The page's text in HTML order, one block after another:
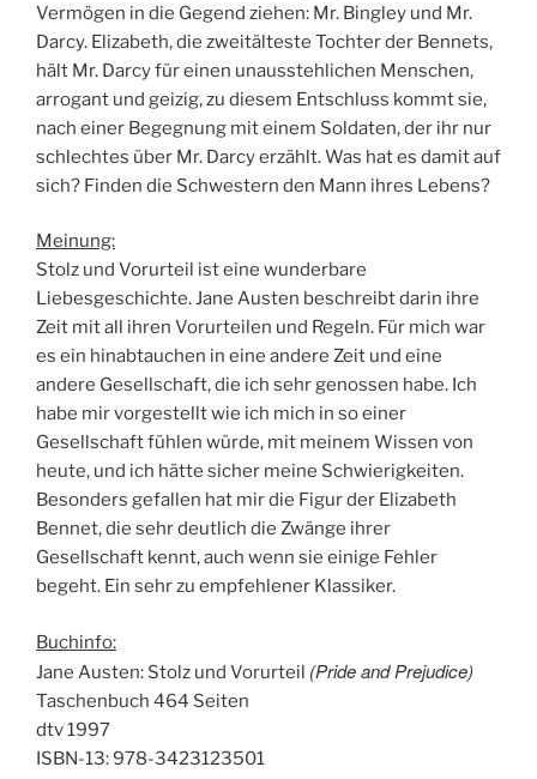
Vermögen in die Gegend ziehen: Mr. Bingley und Mr.
Darcy. Elizabeth, die zweitälteste Tochter der Bennets,
hält Mr. Darcy für einen unausstehlichen Menschen,
arrogant und geizig, zu diesem Entschluss kommt sie,
nach einer Begegnung mit einem Soldaten, der ihr nur
schlechtes über Mr. Darcy erzählt. Was hat es damit auf
sich? Finden die Schwestern den Mann ihres Lebens?
Meinung:
Stolz und Vorurteil ist eine wunderbare
Liebesgeschichte. Jane Austen beschreibt darin ihre
Zeit mit all ihren Vorurteilen und Regeln. Für mich war
es ein hinabtauchen in eine andere Zeit und eine
andere Gesellschaft, die ich sehr genossen habe. Ich
habe mir vorgestellt wie ich mich in so einer
Gesellschaft fühlen würde, mit meinem Wissen von
heute, und ich hätte sicher meine Schwierigkeiten.
Besonders gefallen hat mir die Figur der Elizabeth
Bennet, die sehr deutlich die Zwänge ihrer
Gesellschaft kennt, auch wenn sie einige Fehler
begeht. Ein sehr zu empfehlener Klassiker.
Buchinfo:
Jane Austen: Stolz und Vorurteil (Pride and Prejudice)
Taschenbuch 464 Seiten
dtv 1997
ISBN-13: 978-3423123501